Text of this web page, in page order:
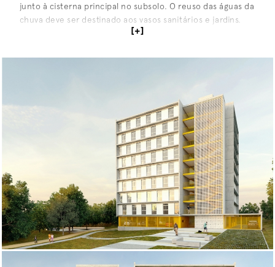
junto à cisterna principal no subsolo. O reuso das águas da
chuva deve ser destinado aos vasos sanitários e jardins.
[+]